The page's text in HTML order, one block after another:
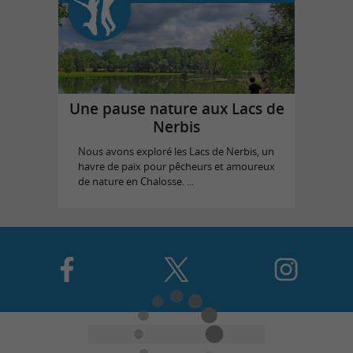
Une pause nature aux Lacs de
Nerbis
Nous avons exploré les Lacs de Nerbis, un
havre de paix pour pêcheurs et amoureux
de nature en Chalosse. ...